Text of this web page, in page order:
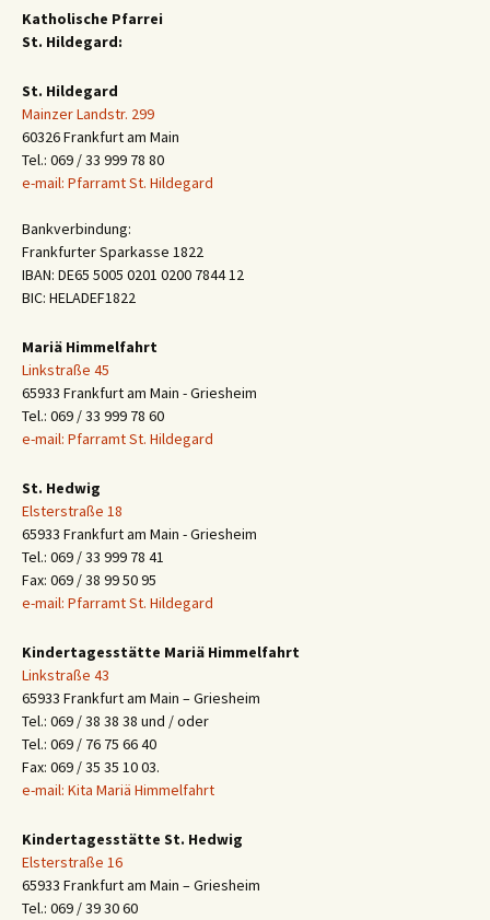
Katholische Pfarrei
St. Hildegard:
St. Hildegard
Mainzer Landstr. 299
60326 Frankfurt am Main
Tel.: 069 / 33 999 78 80
e-mail: Pfarramt St. Hildegard
Bankverbindung:
Frankfurter Sparkasse 1822
IBAN: DE65 5005 0201 0200 7844 12
BIC: HELADEF1822
Mariä Himmelfahrt
Linkstraße 45
65933 Frankfurt am Main - Griesheim
Tel.: 069 / 33 999 78 60
e-mail: Pfarramt St. Hildegard
St. Hedwig
Elsterstraße 18
65933 Frankfurt am Main - Griesheim
Tel.: 069 / 33 999 78 41
Fax: 069 / 38 99 50 95
e-mail: Pfarramt St. Hildegard
Kindertagesstätte Mariä Himmelfahrt
Linkstraße 43
65933 Frankfurt am Main – Griesheim
Tel.: 069 / 38 38 38 und / oder
Tel.: 069 / 76 75 66 40
Fax: 069 / 35 35 10 03.
e-mail: Kita Mariä Himmelfahrt
Kindertagesstätte St. Hedwig
Elsterstraße 16
65933 Frankfurt am Main – Griesheim
Tel.: 069 / 39 30 60